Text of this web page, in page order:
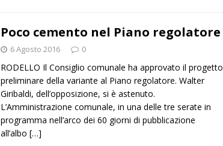
Poco cemento nel Piano regolatore
6 Agosto 2016 0
RODELLO Il Consiglio comunale ha approvato il progetto
preliminare della variante al Piano regolatore. Walter
Giribaldi, dell’opposizione, si è astenuto.
L’Amministrazione comunale, in una delle tre serate in
programma nell’arco dei 60 giorni di pubblicazione
all’albo […]